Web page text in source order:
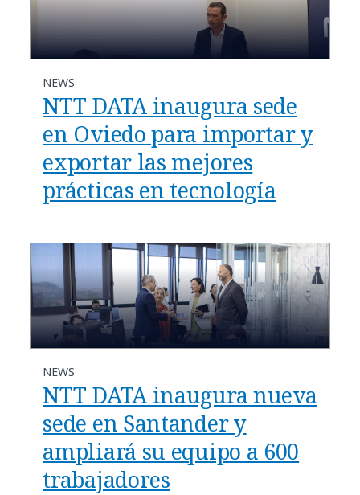
NEWS
NTT DATA inaugura sede
en Oviedo para importar y
exportar las mejores
prácticas en tecnología
NEWS
NTT DATA inaugura nueva
sede en Santander y
ampliará su equipo a 600
trabajadores